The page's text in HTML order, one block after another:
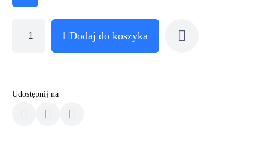
Dodaj do koszyka
Udostępnij na